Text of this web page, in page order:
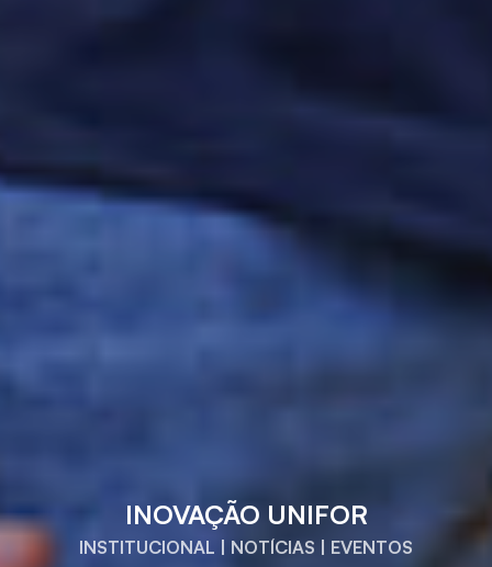
INOVAÇÃO UNIFOR
INSTITUCIONAL | NOTÍCIAS | EVENTOS